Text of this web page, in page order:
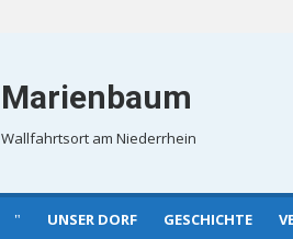
Marienbaum
Wallfahrtsort am Niederrhein
UNSER DORF GESCHICHTE